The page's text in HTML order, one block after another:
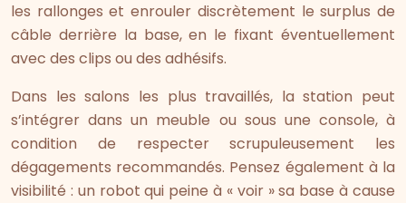
les rallonges et enrouler discrètement le surplus de
câble derrière la base, en le fixant éventuellement
avec des clips ou des adhésifs.
Dans les salons les plus travaillés, la station peut
s’intégrer dans un meuble ou sous une console, à
condition de respecter scrupuleusement les
dégagements recommandés. Pensez également à la
visibilité : un robot qui peine à « voir » sa base à cause